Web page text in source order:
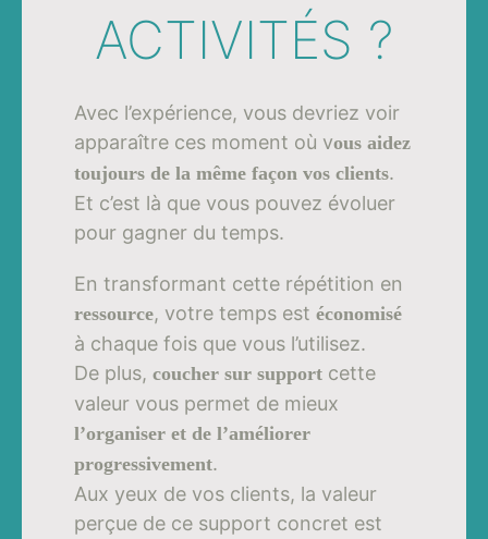
ACTIVITÉS ?
Avec l’expérience, vous devriez voir
apparaître ces moment où vous aidez
toujours de la même façon vos clients.
Et c’est là que vous pouvez évoluer
pour gagner du temps.
En transformant cette répétition en
ressource, votre temps estéconomisé
à chaque fois que vous l’utilisez.
De plus,coucher sur support cette
valeur vous permet de mieux
l’organiser et de l’améliorer
progressivement.
Aux yeux de vos clients, la valeur
perçue de ce support concret est